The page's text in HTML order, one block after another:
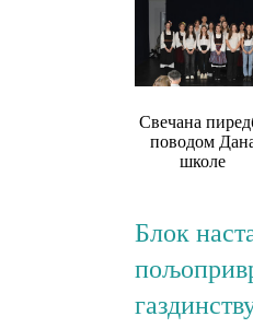
Свечана
поводом
школе
Блок